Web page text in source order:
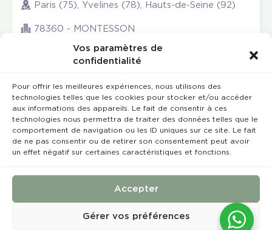
Vos paramètres de
confidentialité
Pour offrir les meilleures expériences, nous utilisons des
technologies telles que les cookies pour stocker et/ou accéder
aux informations des appareils. Le fait de consentir à ces
technologies nous permettra de traiter des données telles que le
comportement de navigation ou les ID uniques sur ce site. Le fait
de ne pas consentir ou de retirer son consentement peut avoir
un effet négatif sur certaines caractéristiques et fonctions.
Accepter
Gérer vos préférences
Paris (75), Yvelines (78), Hauts-de-Seine (92)
78360 - MONTESSON
Rempla’Dentaire © 2023 Tous droits réservés
Conception et réalisation :
Mentions légales